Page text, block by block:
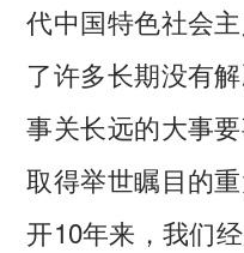
代中国特色社会
了许多长期没有
事关长远的大事
取得举世瞩目的
开10年来，我们